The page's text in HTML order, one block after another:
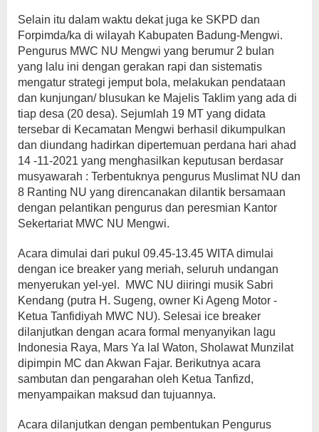
Selain itu dalam waktu dekat juga ke SKPD dan
Forpimda/ka di wilayah Kabupaten Badung-Mengwi.
Pengurus MWC NU Mengwi yang berumur 2 bulan
yang lalu ini dengan gerakan rapi dan sistematis
mengatur strategi jemput bola, melakukan pendataan
dan kunjungan/ blusukan ke Majelis Taklim yang ada di
tiap desa (20 desa). Sejumlah 19 MT yang didata
tersebar di Kecamatan Mengwi berhasil dikumpulkan
dan diundang hadirkan dipertemuan perdana hari ahad
14 -11-2021 yang menghasilkan keputusan berdasar
musyawarah : Terbentuknya pengurus Muslimat NU dan
8 Ranting NU yang direncanakan dilantik bersamaan
dengan pelantikan pengurus dan peresmian Kantor
Sekertariat MWC NU Mengwi.
Acara dimulai dari pukul 09.45-13.45 WITA dimulai
dengan ice breaker yang meriah, seluruh undangan
menyerukan yel-yel. MWC NU diiringi musik Sabri
Kendang (putra H. Sugeng, owner Ki Ageng Motor -
Ketua Tanfidiyah MWC NU). Selesai ice breaker
dilanjutkan dengan acara formal menyanyikan lagu
Indonesia Raya, Mars Ya lal Waton, Sholawat Munzilat
dipimpin MC dan Akwan Fajar. Berikutnya acara
sambutan dan pengarahan oleh Ketua Tanfizd,
menyampaikan maksud dan tujuannya.
Acara dilanjutkan dengan pembentukan Pengurus